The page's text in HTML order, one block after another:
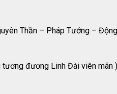
Thần – Pháp Tướng –
đương Linh Đài viên